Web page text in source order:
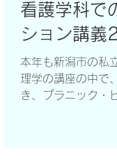
びを深めることが
る内容についても
ただき、とても学
ました。」 レベル
解剖学、スキャニ
イジングなど、非
看護学科で
ション講
本年も新潟市の私
理学の講座の中で
き、プラニック・